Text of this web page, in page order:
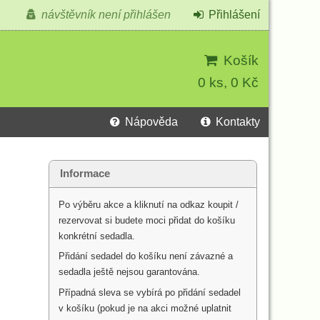
Košík
0 ks, 0 Kč
návštěvník není přihlášen Přihlášení
Nápověda Kontakty
Informace
Po výběru akce a kliknutí na odkaz koupit /
rezervovat si budete moci přidat do košíku
konkrétní sedadla.
Přidání sedadel do košíku není závazné a
sedadla ještě nejsou garantována.
Případná sleva se vybírá po přidání sedadel
v košíku (pokud je na akci možné uplatnit